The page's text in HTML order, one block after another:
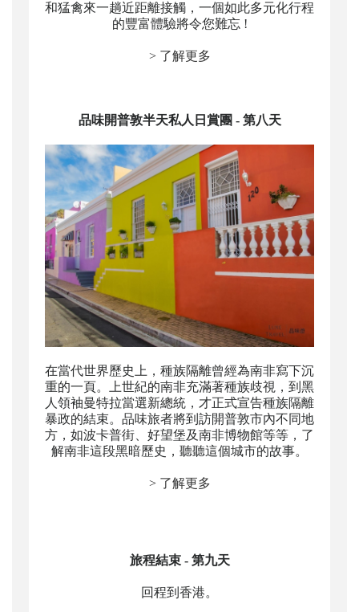
和猛禽來一趟近距離接觸，一個如此多元化行程
的豐富體驗將令您難忘!
> 了解更多
品味開普敦半天私人日賞團 - 第八天
在當代世界歷史上，種族隔離曾經為南非寫下沉
重的一頁。上世紀的南非充滿著種族歧視，到黑
人領袖曼特拉當選新總統，才正式宣告種族隔離
暴政的結束。品味旅者將到訪開普敦市內不同地
方，如波卡普街、好望堡及南非博物館等等，了
解南非這段黑暗歷史，聽聽這個城市的故事。
> 了解更多
旅程結束 - 第九天
回程到香港。